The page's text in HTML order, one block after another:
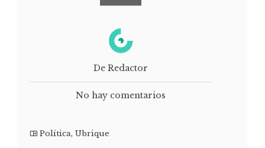
De Redactor
No hay comentarios
Política, Ubrique